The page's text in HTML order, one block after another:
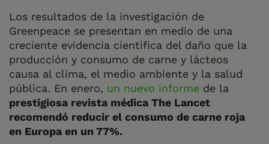
Los resultados de la investigación de
Greenpeace se presentan en medio de una
creciente evidencia científica del daño que la
producción y consumo de carne y lácteos
causa al clima, el medio ambiente y la salud
pública. En enero, un nuevo informe de la
prestigiosa revista médica The Lancet
recomendó reducir el consumo de carne roja
en Europa en un 77%.